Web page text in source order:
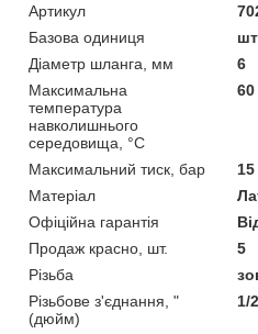
Артикул
Базова одиниця
шт
Діаметр шланга, мм
6
Максимальна
температура
навколишнього
середовища, °C
60
Максимальний тиск, бар
15
Матеріал
Офіційна гарантія
Продаж красно, шт.
5
Різьба
Різьбове з'єднання, "
(дюйм)
1/2